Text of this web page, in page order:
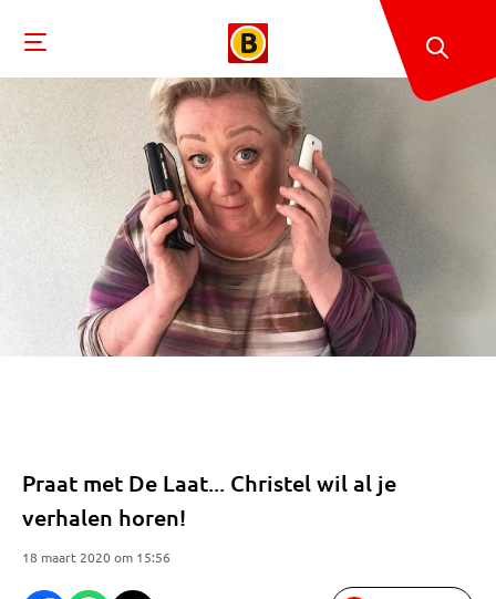
Praat met De Laat... Christel wil al je
verhalen horen!
18 maart 2020 om 15:56